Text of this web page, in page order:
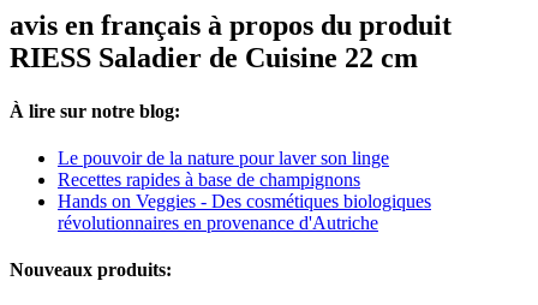
avis en français à propos du produit
RIESS Saladier de Cuisine 22 cm
À lire sur notre blog:
Le pouvoir de la nature pour laver son linge
Recettes rapides à base de champignons
Hands on Veggies - Des cosmétiques biologiques
révolutionnaires en provenance d'Autriche
Nouveaux produits: